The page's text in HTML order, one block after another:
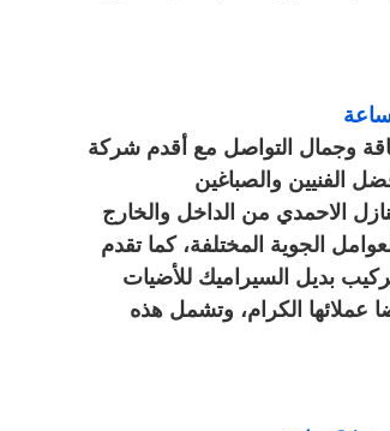
وجمال التواصل مع أقدم شركة
الفنيين والصباغين
الاحمدي من الداخل والخارج
الجوية المختلفة، كما تقدم
بديل السيراميك للأضيات
عملائها الكرام، وتشمل هذه